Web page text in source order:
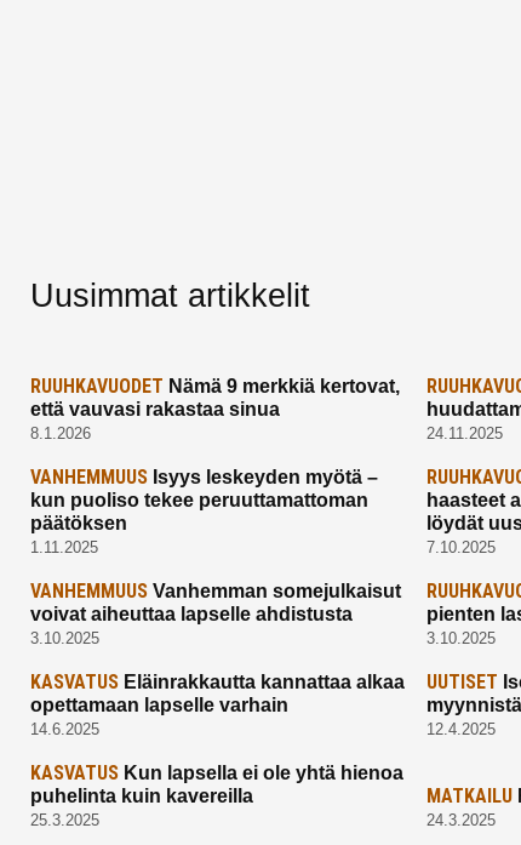
Uusimmat artikkelit
RUUHKAVUODET Nämä 9 merkkiä kertovat,
että vauvasi rakastaa sinua
8.1.2026 24.11.2025
VANHEMMUUS Isyys leskeyden myötä –
kun puoliso tekee peruuttamattoman
päätöksen
1.11.2025
haasteet
löydät
7.10.2025
VANHEMMUUS Vanhemman somejulkaisut
voivat aiheuttaa lapselle ahdistusta
3.10.2025
pienten
3.10.2025
KASVATUS Eläinrakkautta kannattaa alkaa
opettamaan lapselle varhain
14.6.2025
UUTISET
12.4.2025
KASVATUS Kun lapsella ei ole yhtä hienoa
puhelinta kuin kavereilla
25.3.2025
MATKAILU
24.3.2025